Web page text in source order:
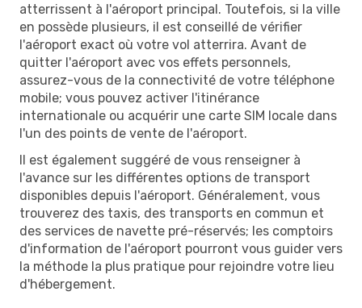
atterrissent à l'aéroport principal. Toutefois, si la ville
en possède plusieurs, il est conseillé de vérifier
l'aéroport exact où votre vol atterrira. Avant de
quitter l'aéroport avec vos effets personnels,
assurez-vous de la connectivité de votre téléphone
mobile; vous pouvez activer l'itinérance
internationale ou acquérir une carte SIM locale dans
l'un des points de vente de l'aéroport.
Il est également suggéré de vous renseigner à
l'avance sur les différentes options de transport
disponibles depuis l'aéroport. Généralement, vous
trouverez des taxis, des transports en commun et
des services de navette pré-réservés; les comptoirs
d'information de l'aéroport pourront vous guider vers
la méthode la plus pratique pour rejoindre votre lieu
d'hébergement.